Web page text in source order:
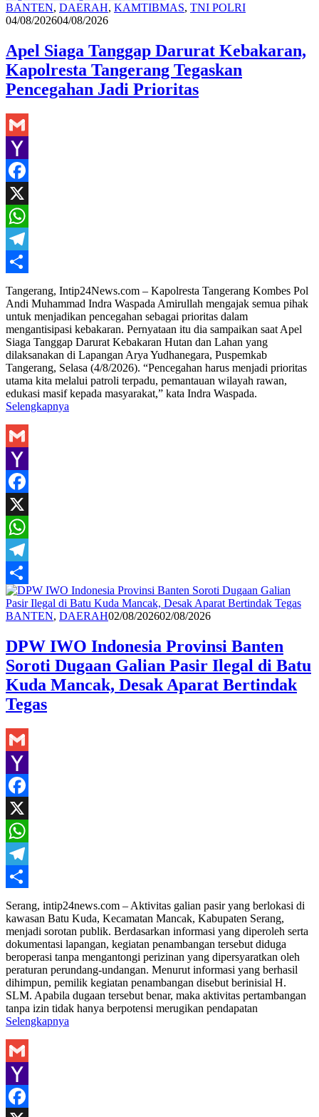
BANTEN, DAERAH, KAMTIBMAS, TNI POLRIwahyu
04/08/202604/08/2026
Apel Siaga Tanggap Darurat Kebakaran,
Kapolresta Tangerang Tegaskan
Pencegahan Jadi Prioritas
Gmail
Yahoo
Mail
Facebook
X
WhatsApp
Telegram
Share
Tangerang, Intip24News.com – Kapolresta Tangerang Kombes Pol
Andi Muhammad Indra Waspada Amirullah mengajak semua pihak
untuk menjadikan pencegahan sebagai prioritas dalam
mengantisipasi kebakaran. Pernyataan itu dia sampaikan saat Apel
Siaga Tanggap Darurat Kebakaran Hutan dan Lahan yang
dilaksanakan di Lapangan Arya Yudhanegara, Puspemkab
Tangerang, Selasa (4/8/2026). “Pencegahan harus menjadi prioritas
utama kita melalui patroli terpadu, pemantauan wilayah rawan,
edukasi masif kepada masyarakat,” kata Indra Waspada.
Selengkapnya
Gmail
Yahoo
Mail
Facebook
X
WhatsApp
Telegram
Share
BANTEN, DAERAHRedaksi
02/08/202602/08/2026
DPW IWO Indonesia Provinsi Banten
Soroti Dugaan Galian Pasir Ilegal di Batu
Kuda Mancak, Desak Aparat Bertindak
Tegas
Gmail
Yahoo
Mail
Facebook
X
WhatsApp
Telegram
Share
Serang, intip24news.com – Aktivitas galian pasir yang berlokasi di
kawasan Batu Kuda, Kecamatan Mancak, Kabupaten Serang,
menjadi sorotan publik. Berdasarkan informasi yang diperoleh serta
dokumentasi lapangan, kegiatan penambangan tersebut diduga
beroperasi tanpa mengantongi perizinan yang dipersyaratkan oleh
peraturan perundang-undangan. Menurut informasi yang berhasil
dihimpun, pemilik kegiatan penambangan disebut berinisial H.
SLM. Apabila dugaan tersebut benar, maka aktivitas pertambangan
tanpa izin tidak hanya berpotensi merugikan pendapatan
Selengkapnya
Gmail
Yahoo